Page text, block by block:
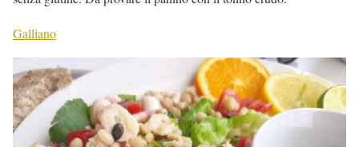
Galliano